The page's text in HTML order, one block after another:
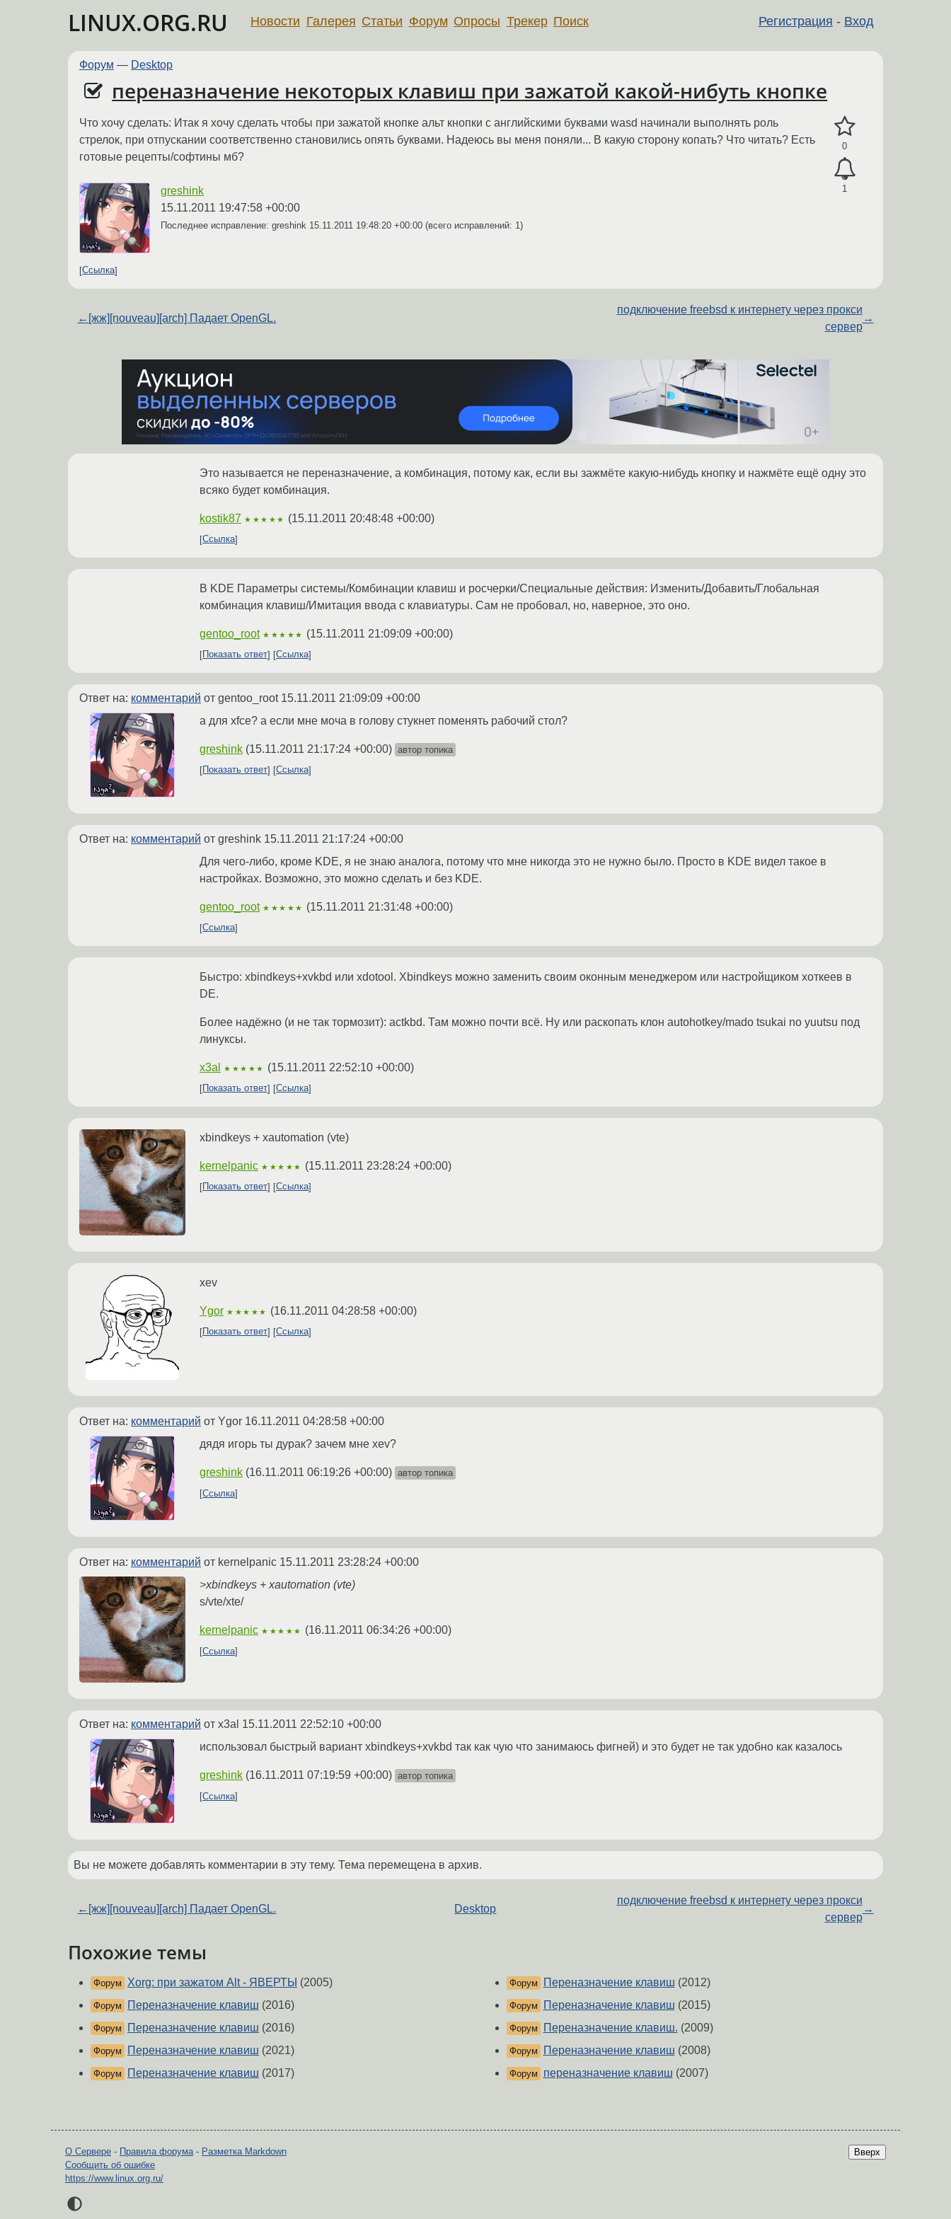
LINUX.ORG.RU Регистрация - Вход
Новости Галерея Статьи Форум Опросы Трекер Поиск
Форум — Desktop
переназначение некоторых клавиш при зажатой какой-нибуть кнопке
0
1
Что хочу сделать: Итак я хочу сделать чтобы при зажатой кнопке альт кнопки с английскими буквами wasd начинали выполнять роль
стрелок, при отпускании соответственно становились опять буквами. Надеюсь вы меня поняли... В какую сторону копать? Что читать? Есть
готовые рецепты/софтины мб?
greshink
15.11.2011 19:47:58 +00:00
Последнее исправление: greshink 15.11.2011 19:48:20 +00:00 (всего исправлений: 1)
Ссылка
← [жж][nouveau][arch] Падает OpenGL.
подключение freebsd к интернету через прокси
сервер
→
Это называется не переназначение, а комбинация, потому как, если вы зажмёте какую-нибудь кнопку и нажмёте ещё одну это
всяко будет комбинация.
kostik87 ★★★★★ (15.11.2011 20:48:48 +00:00)
Ссылка
В KDE Параметры системы/Комбинации клавиш и росчерки/Специальные действия: Изменить/Добавить/Глобальная
комбинация клавиш/Имитация ввода с клавиатуры. Сам не пробовал, но, наверное, это оно.
gentoo_root ★★★★★ (15.11.2011 21:09:09 +00:00)
Показать ответ Ссылка
Ответ на: комментарий от gentoo_root 15.11.2011 21:09:09 +00:00
а для xfce? а если мне моча в голову стукнет поменять рабочий стол?
greshink (15.11.2011 21:17:24 +00:00) автор топика
Показать ответ
Ссылка
Ответ на: комментарий от greshink 15.11.2011 21:17:24 +00:00
Для чего-либо, кроме KDE, я не знаю аналога, потому что мне никогда это не нужно было. Просто в KDE видел такое в
настройках. Возможно, это можно сделать и без KDE.
gentoo_root ★★★★★ (15.11.2011 21:31:48 +00:00)
Ссылка
Быстро: xbindkeys+xvkbd или xdotool. Xbindkeys можно заменить своим оконным менеджером или настройщиком хоткеев в
DE.
Более надёжно (и не так тормозит): actkbd. Там можно почти всё. Ну или раскопать клон autohotkey/mado tsukai no yuutsu под
линуксы.
x3al ★★★★★ (15.11.2011 22:52:10 +00:00)
Показать ответ Ссылка
xbindkeys + xautomation (vte)
kernelpanic ★★★★★ (15.11.2011 23:28:24 +00:00)
Показать ответ Ссылка
xev
Ygor ★★★★★ (16.11.2011 04:28:58 +00:00)
Показать ответ Ссылка
Ответ на: комментарий от Ygor 16.11.2011 04:28:58 +00:00
дядя игорь ты дурак? зачем мне xev?
greshink (16.11.2011 06:19:26 +00:00) автор топика
Ссылка
Ответ на: комментарий от kernelpanic 15.11.2011 23:28:24 +00:00
>xbindkeys + xautomation (vte)
s/vte/xte/
kernelpanic ★★★★★ (16.11.2011 06:34:26 +00:00)
Ссылка
Ответ на: комментарий от x3al 15.11.2011 22:52:10 +00:00
использовал быстрый вариант xbindkeys+xvkbd так как чую что занимаюсь фигней) и это будет не так удобно как казалось
greshink (16.11.2011 07:19:59 +00:00) автор топика
Ссылка
Вы не можете добавлять комментарии в эту тему. Тема перемещена в архив.
← [жж][nouveau][arch] Падает OpenGL. Desktop
подключение freebsd к интернету через прокси
сервер
→
Похожие темы
Форум Xorg: при зажатом Alt - ЯВЕРТЫ (2005)
Форум Переназначение клавиш (2016)
Форум Переназначение клавиш (2016)
Форум Переназначение клавиш (2021)
Форум Переназначение клавиш (2017)
Форум Переназначение клавиш (2012)
Форум Переназначение клавиш (2015)
Форум Переназначение клавиш. (2009)
Форум Переназначение клавиш (2008)
Форум переназначение клавиш (2007)
Вверх
О Сервере - Правила форума - Разметка Markdown
Сообщить об ошибке
https://www.linux.org.ru/